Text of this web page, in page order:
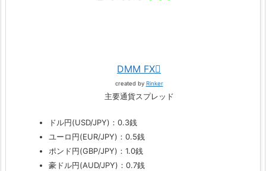
DMM FX
created by Rinker
主要通貨スプレッド
ドル円(USD/JPY)：0.3銭
ユーロ円(EUR/JPY)：0.5銭
ポンド円(GBP/JPY)：1.0銭
豪ドル円(AUD/JPY)：0.7銭